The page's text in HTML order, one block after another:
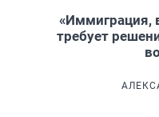
«Иммиграция,
требует